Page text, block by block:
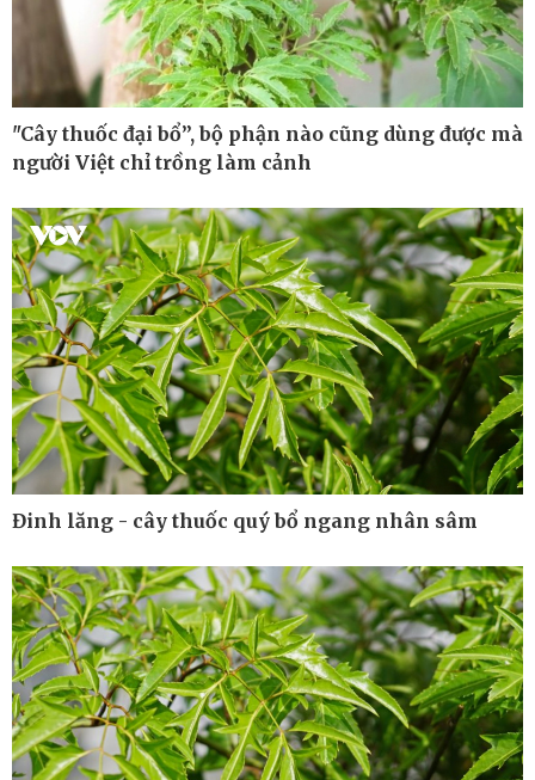
Infographic
Kinh tế
Bất động sản
Khởi nghiệp
Thị trường
Giá vàng
Tiêu dùng
Tỷ giá
Chứng khoán
Giá cà phê
Pháp luật
Vụ án
Tin nóng
Tư vấn luật
Thể thao
Pickleball
Bóng đá quốc tế
Bóng đá Việt Nam
Thế giới thể thao
"Cây thuốc đại bổ”, bộ phận nào cũng dùng được mà
người Việt chỉ trồng làm cảnh
Đinh lăng - cây thuốc quý bổ ngang nhân sâm